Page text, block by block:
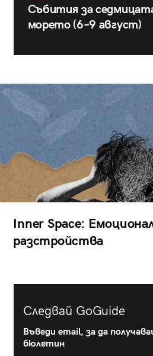
Събития за
морето (6–9 август)
Inner Space:
разстройства
Следвай GoGuide
Въведи email, за да
бюлетин